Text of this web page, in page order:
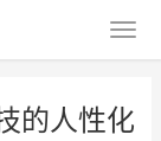
的人性化